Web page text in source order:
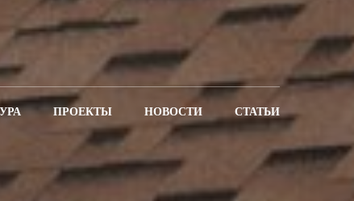
ПРОЕКТЫ НОВОСТИ СТАТЬИ